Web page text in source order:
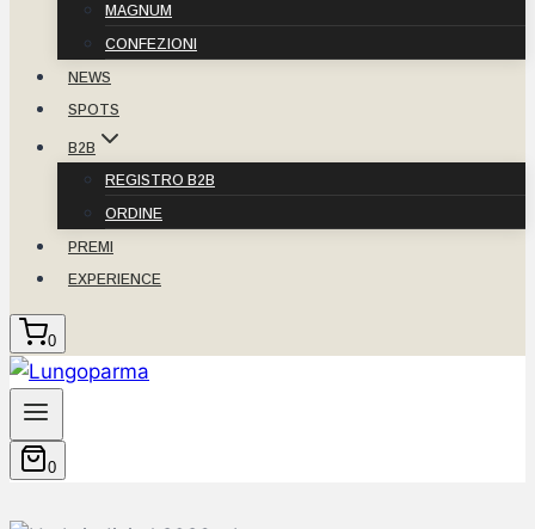
MAGNUM
CONFEZIONI
NEWS
SPOTS
B2B
REGISTRO B2B
ORDINE
PREMI
EXPERIENCE
0
0